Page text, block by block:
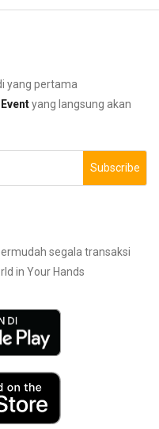
yang pertama
Eventyang langsung akan
Subscribe
segala transaksi
in Your Hands